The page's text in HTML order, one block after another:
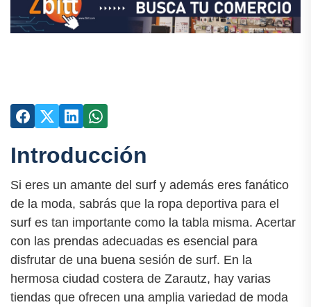
Introducción
Si eres un amante del surf y además eres fanático
de la moda, sabrás que la ropa deportiva para el
surf es tan importante como la tabla misma. Acertar
con las prendas adecuadas es esencial para
disfrutar de una buena sesión de surf. En la
hermosa ciudad costera de Zarautz, hay varias
tiendas que ofrecen una amplia variedad de moda